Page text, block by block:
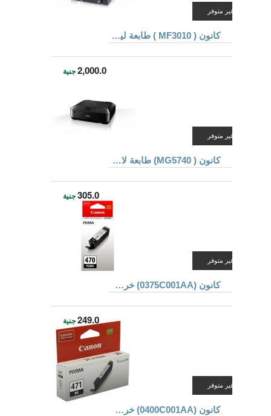
غير متوفر
كانون ( MF3010 ) طابعة ليزر 3 فى 1
غير متوفر
2,000.0جنية
كانون ( MG5740) طابعة لاسلكى + نسخ + ماسح ضوئى
غير متوفر
305.0جنية
كانون (0375C001AA) خرطوشة حبر PGI-470PGBK للطابعات MG5740 و MG7740 ذو لون أسود
غير متوفر
249.0جنية
كانون (0400C001AA) خرطوشة حبر CLI-471BK للطابعات MG5740 و MG7740 ذو لون أسود